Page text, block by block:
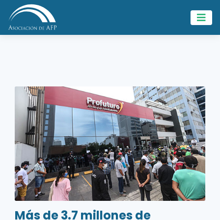
Más de 3.7 millones de